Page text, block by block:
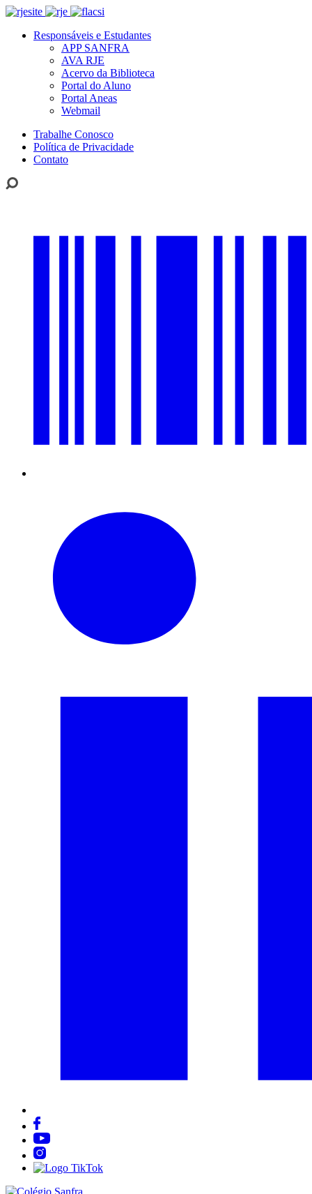
Responsáveis e Estudantes
APP SANFRA
AVA RJE
Acervo da Biblioteca
Portal do Aluno
Portal Aneas
Webmail
Trabalhe Conosco
Política de Privacidade
Contato